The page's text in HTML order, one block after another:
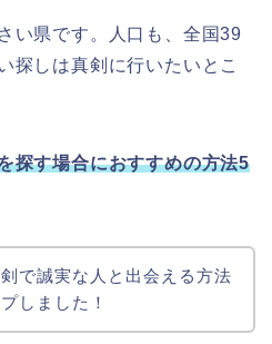
い県です。人口も、全国39
探しは真剣に行いたいとこ
探す場合におすすめの方法5
で誠実な人と出会える方法
しました！